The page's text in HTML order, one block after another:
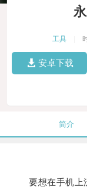
工具
安卓下载
简介
要想在手机上流